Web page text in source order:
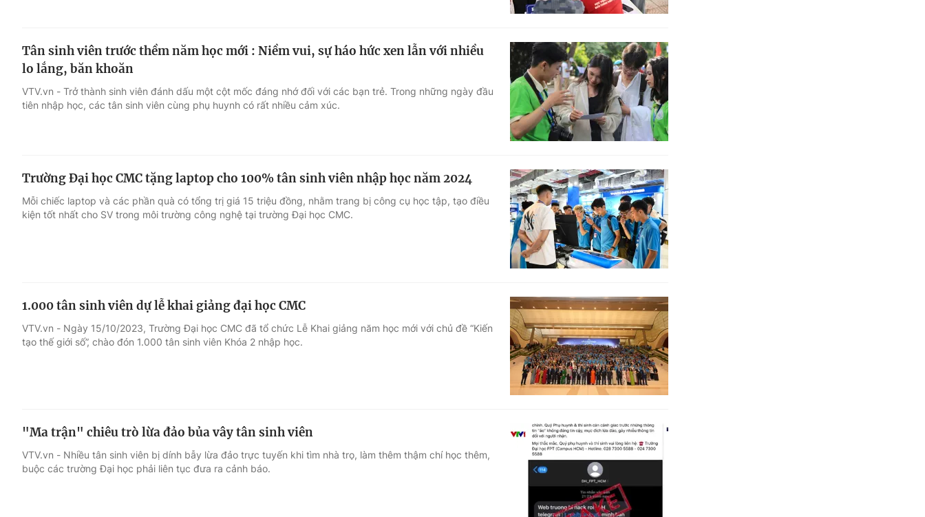
Tân sinh viên trước thềm năm học mới : Niềm vui, sự háo hức xen lẫn với nhiều
lo lắng, băn khoăn
VTV.vn - Trở thành sinh viên đánh dấu một cột mốc đáng nhớ đối với các bạn trẻ. Trong những ngày đầu
tiên nhập học, các tân sinh viên cùng phụ huynh có rất nhiều cảm xúc.
Trường Đại học CMC tặng laptop cho 100% tân sinh viên nhập học năm 2024
Mỗi chiếc laptop và các phần quà có tổng trị giá 15 triệu đồng, nhằm trang bị công cụ học tập, tạo điều
kiện tốt nhất cho SV trong môi trường công nghệ tại trường Đại học CMC.
1.000 tân sinh viên dự lễ khai giảng đại học CMC
VTV.vn - Ngày 15/10/2023, Trường Đại học CMC đã tổ chức Lễ Khai giảng năm học mới với chủ đề “Kiến
tạo thế giới số”, chào đón 1.000 tân sinh viên Khóa 2 nhập học.
"Ma trận" chiêu trò lừa đảo bủa vây tân sinh viên
VTV.vn - Nhiều tân sinh viên bị dính bẫy lừa đảo trực tuyến khi tìm nhà trọ, làm thêm thậm chí học thêm,
buộc các trường Đại học phải liên tục đưa ra cảnh báo.